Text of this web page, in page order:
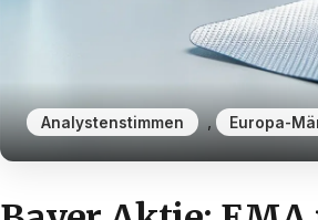
Analystenstimmen , Europa-